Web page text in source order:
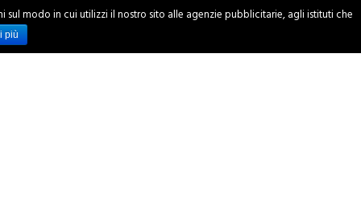
INCHIESTE
modo in cui utilizzi il nostro sito alle agenzie pubblicitarie, agli istituti che
più